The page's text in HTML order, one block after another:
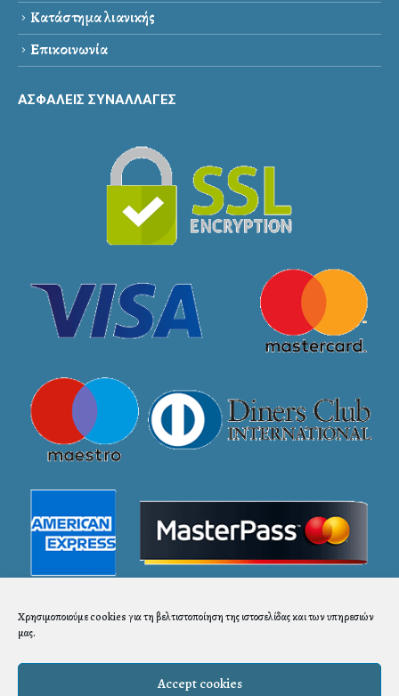
Χρησιμοποιούμε cookies για τη βελτιστοποίηση της ιστοσελίδας και των υπηρεσιών
μας.
Accept cookies
Κατάστημα λιανικής
Επικοινωνία
ΑΣΦΑΛΕΙΣ ΣΥΝΑΛΛΑΓΕΣ